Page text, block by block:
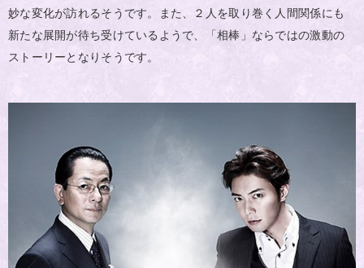
妙な変化が訪れるそうです。また、２人を取り巻く人間関係にも
新たな展開が待ち受けているようで、「相棒」ならではの激動の
ストーリーとなりそうです。